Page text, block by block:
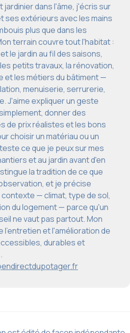
jardinier dans l'âme, j'écris sur
ses extérieurs avec les mains
plus que dans les
terrain couvre tout l'habitat :
le jardin au fil des saisons,
petits travaux, la rénovation,
et les métiers du bâtiment —
menuiserie, serrurerie,
J'aime expliquer un geste
donner des
de prix réalistes et les bons
choisir un matériau ou un
ce que je peux sur mes
et au jardin avant d'en
la tradition de ce que
et je précise
— climat, type de sol,
du logement — parce qu'un
ne vaut pas partout. Mon
l'entretien et l'amélioration de
durables et